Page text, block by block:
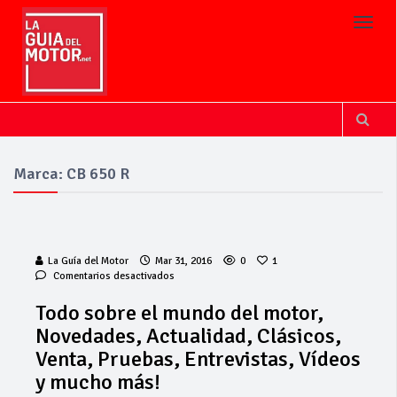
Marca: CB 650 R
La Guía del Motor Mar 31, 2016 0
1
Comentarios desactivados
el
mundo
del
motor,
Todo sobre el mundo del motor,
Novedades, Actualidad, Clásicos,
Venta, Pruebas, Entrevistas, Vídeos
y mucho más!